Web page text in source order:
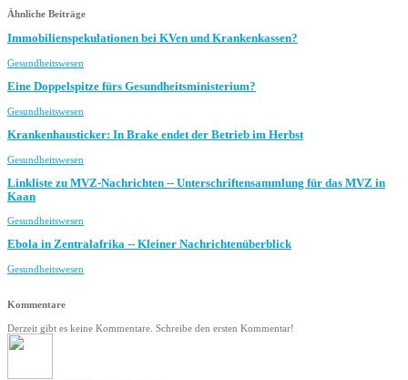
Ähnliche Beiträge
Immobilienspekulationen bei KVen und Krankenkassen?
Gesundheitswesen
Eine Doppelspitze fürs Gesundheitsministerium?
Gesundheitswesen
Krankenhausticker: In Brake endet der Betrieb im Herbst
Gesundheitswesen
Linkliste zu MVZ-Nachrichten -- Unterschriftensammlung für das MVZ in
Kaan
Gesundheitswesen
Ebola in Zentralafrika -- Kleiner Nachrichtenüberblick
Gesundheitswesen
Kommentare
Derzeit gibt es keine Kommentare. Schreibe den ersten Kommentar!